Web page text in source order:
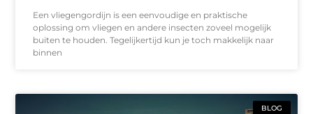
Een vliegengordijn is een eenvoudige en praktische
oplossing om vliegen en andere insecten zoveel mogelijk
buiten te houden. Tegelijkertijd kun je toch makkelijk naar
binnen
BLOG